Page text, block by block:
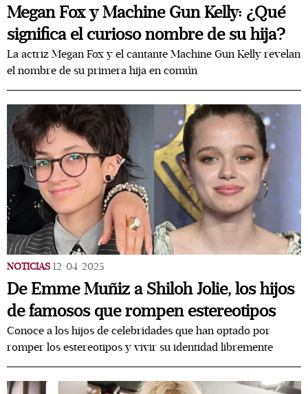
Megan Fox y Machine Gun Kelly: ¿Qué
significa el curioso nombre de su hija?
La actriz Megan Fox y el cantante Machine Gun Kelly revelan
el nombre de su primera hija en común
NOTICIAS 12/04/2025
De Emme Muñiz a Shiloh Jolie, los hijos
de famosos que rompen estereotipos
Conoce a los hijos de celebridades que han optado por
romper los estereotipos y vivir su identidad libremente